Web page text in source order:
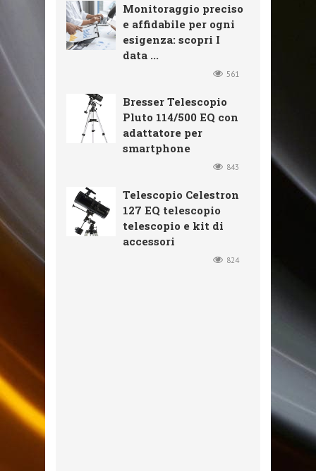
Monitoraggio preciso
e affidabile per ogni
esigenza: scopri I
data ...
561
Bresser Telescopio
Pluto 114/500 EQ con
adattatore per
smartphone
843
Telescopio Celestron
127 EQ telescopio
telescopio e kit di
accessori
824